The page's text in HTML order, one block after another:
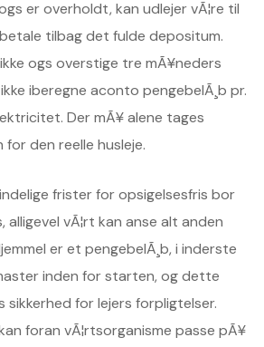
er overholdt, kan udlejer vÃ¦re til
tilbag det fulde depositum.
ogs overstige tre mÃ¥neders
iberegne aconto pengebelÃ¸b pr.
Der mÃ¥ alene tages
den reelle husleje.
frister for opsigelsesfris bor
alligevel vÃ¦rt kan anse alt anden
er et pengebelÃ¸b, i inderste
inden for starten, og dette
sikkerhed for lejers forpligtelser.
foran vÃ¦rtsorganisme passe pÃ¥